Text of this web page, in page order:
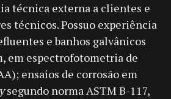
técnica externa a clientes e
técnicos. Possuo experiência
e banhos galvânicos
em espectrofotometria de
ensaios de corrosão em
segundo norma ASTM B-117,